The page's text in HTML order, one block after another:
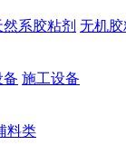
然系胶粘剂 无机胶
备 施工设备
料类